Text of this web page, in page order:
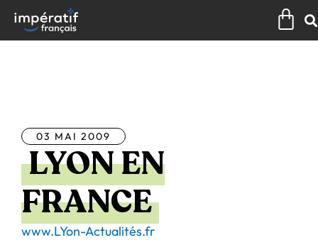
contenu
03 MAI 2009
LYON EN
FRANCE
www.LYon-Actualités.fr